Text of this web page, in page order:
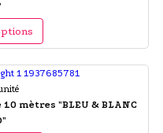
mètres "BLEU & BLANC